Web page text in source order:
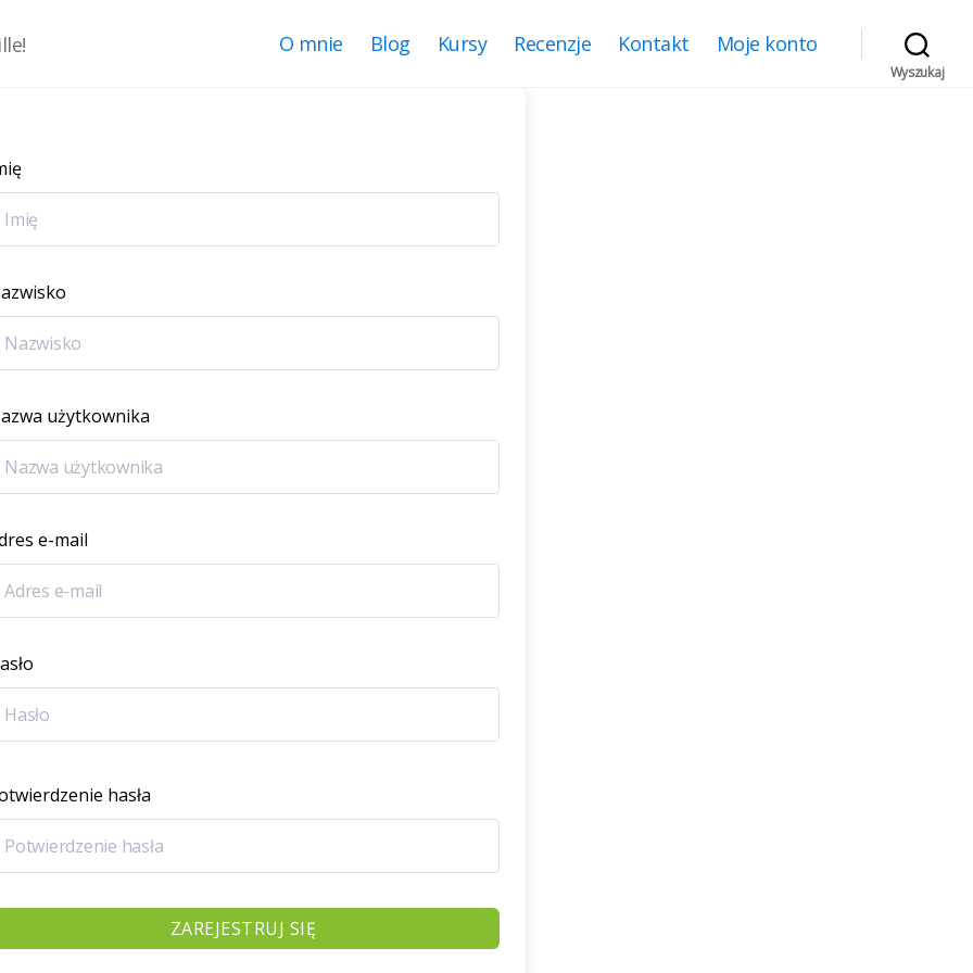
O mnie Blog Kursy Recenzje Kontakt Moje konto
Wyszukaj
użytkownika
e-mail
hasła
ZAREJESTRUJ SIĘ